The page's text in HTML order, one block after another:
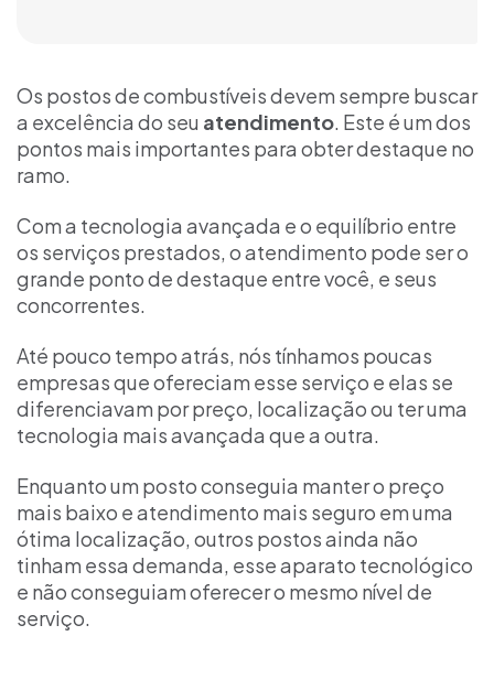
Os postos de combustíveis devem sempre buscar
a excelência do seu atendimento. Este é um dos
pontos mais importantes para obter destaque no
ramo.
Com a tecnologia avançada e o equilíbrio entre
os serviços prestados, o atendimento pode ser o
grande ponto de destaque entre você, e seus
concorrentes.
Até pouco tempo atrás, nós tínhamos poucas
empresas que ofereciam esse serviço e elas se
diferenciavam por preço, localização ou ter uma
tecnologia mais avançada que a outra.
Enquanto um posto conseguia manter o preço
mais baixo e atendimento mais seguro em uma
ótima localização, outros postos ainda não
tinham essa demanda, esse aparato tecnológico
e não conseguiam oferecer o mesmo nível de
serviço.